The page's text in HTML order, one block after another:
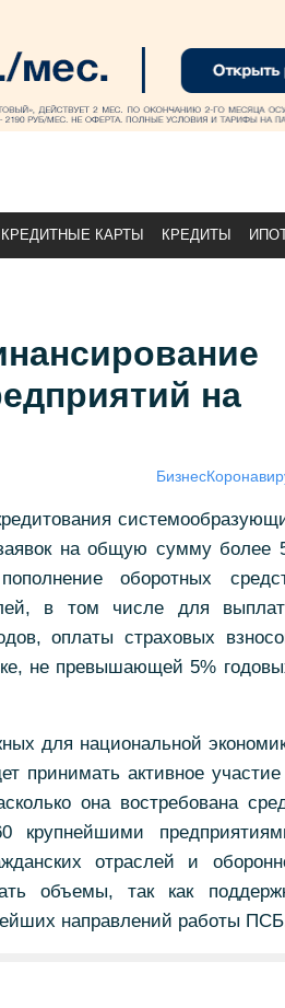
КРЕДИТНЫЕ КАРТЫ КРЕДИТЫ
на
Бизнес
на общую сумму более
оборотных
в том числе для
оплаты страховых
не превышающей 5%
для национальной
принимать активное
она востребована
крупнейшими
отраслей и
объемы, так как
направлений работы